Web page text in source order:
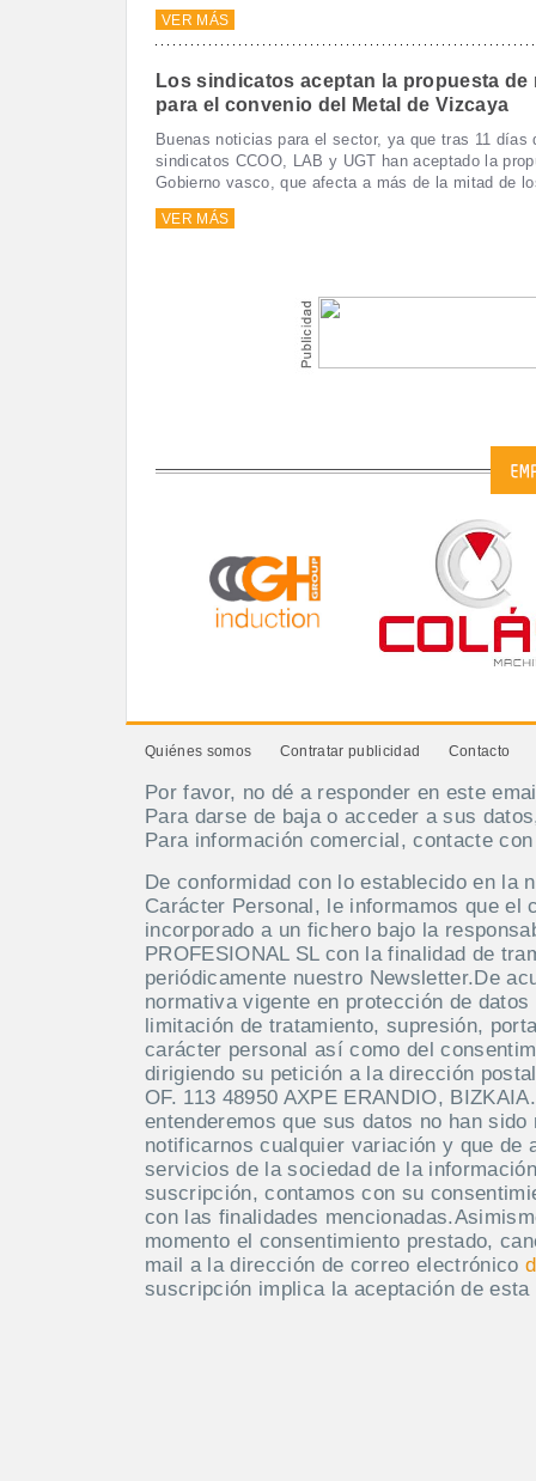
VER MÁS
Los sindicatos aceptan la propuesta de
para el convenio del Metal de Vizcaya
Buenas noticias para el sector, ya que tras 11 días
sindicatos CCOO, LAB y UGT han aceptado la
Gobierno vasco, que afecta a más de la mitad de
VER MÁS
Quiénes somos Contratar publicidad Contacto
Por favor, no dé a responder en este
Para darse de baja o acceder a sus
Para información comercial, contacte
De conformidad con lo establecido en la
Carácter Personal, le informamos que el
incorporado a un fichero bajo la
PROFESIONAL SL con la finalidad de
periódicamente nuestro Newsletter.De
normativa vigente en protección de
limitación de tratamiento, supresión,
carácter personal así como del
dirigiendo su petición a la dirección
OF. 113 48950 AXPE ERANDIO,
entenderemos que sus datos no han
notificarnos cualquier variación y que de
servicios de la sociedad de la
suscripción, contamos con su
con las finalidades
momento el consentimiento prestado,
mail a la dirección de correo electrónico
suscripción implica la aceptación de esta